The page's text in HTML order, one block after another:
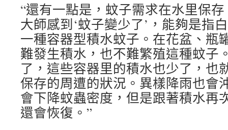
“還有一點是，蚊子需求在水里保
大師感到‘蚊子變少了’，能夠是指
一種容器型積水蚊子。在花盆、瓶
難發生積水，也不難繁殖這種蚊子
了，這些容器里的積水也少了，也
保存的周遭的狀況。異樣降雨也會
會下降蚊蟲密度，但是跟著積水再
還會恢復。”